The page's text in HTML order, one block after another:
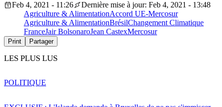
Feb 4, 2021 - 11:26
Dernière mise à jour: Feb 4, 2021 - 13:48
Agriculture & AlimentationAccord UE-Mercosur
Agriculture & AlimentationBrésilChangement Climatique
FranceJair BolsonaroJean CastexMercosur
Print Partager
LES PLUS LUS
POLITIQUE